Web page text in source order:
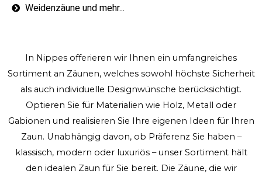
Weidenzäune und mehr...
In Nippes offerieren wir Ihnen ein umfangreiches
Sortiment an Zäunen, welches sowohl höchste Sicherheit
als auch individuelle Designwünsche berücksichtigt.
Optieren Sie für Materialien wie Holz, Metall oder
Gabionen und realisieren Sie Ihre eigenen Ideen für Ihren
Zaun. Unabhängig davon, ob Präferenz Sie haben –
klassisch, modern oder luxuriös – unser Sortiment hält
den idealen Zaun für Sie bereit. Die Zäune, die wir